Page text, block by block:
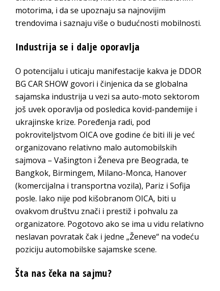
motorima, i da se upoznaju sa najnovijim
trendovima i saznaju više o budućnosti mobilnosti.
Industrija se i dalje oporavlja
O potencijalu i uticaju manifestacije kakva je DDOR
BG CAR SHOW govori i činjenica da se globalna
sajamska industrija u vezi sa auto-moto sektorom
još uvek oporavlja od posledica kovid-pandemije i
ukrajinske krize. Poređenja radi, pod
pokroviteljstvom OICA ove godine će biti ili je već
organizovano relativno malo automobilskih
sajmova – Vašington i Ženeva pre Beograda, te
Bangkok, Birmingem, Milano-Monca, Hanover
(komercijalna i transportna vozila), Pariz i Sofija
posle. Iako nije pod kišobranom OICA, biti u
ovakvom društvu znači i prestiž i pohvalu za
organizatore. Pogotovo ako se ima u vidu relativno
neslavan povratak čak i jedne „Ženeve“ na vodeću
poziciju automobilske sajamske scene.
Šta nas čeka na sajmu?